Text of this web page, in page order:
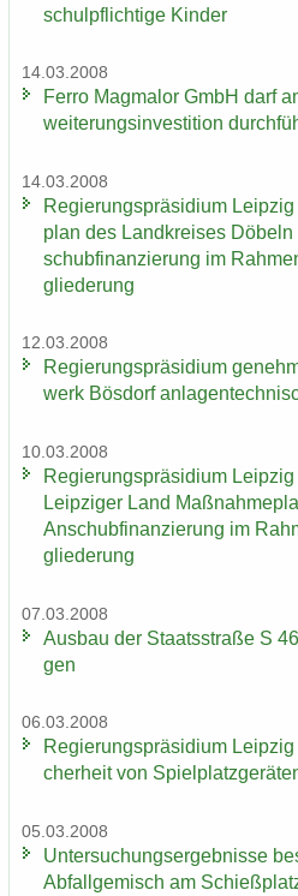
schul­pflich­ti­ge Kin­der
14.03.2008
Ferro Mag­ma­lor GmbH darf
wei­te­rungs­in­ves­ti­ti­on
14.03.2008
Re­gie­rungs­prä­si­di­um
plan des Land­krei­ses
schub­fi­nan­zie­rung im
glie­de­rung
12.03.2008
Re­gie­rungs­prä­si­di­um
werk Bös­dorf
10.03.2008
Re­gie­rungs­prä­si­di­um
Leip­zi­ger Land
An­schub­fi­nan­zie­rung im
glie­de­rung
07.03.2008
Aus­bau der Staats­stra­ße S
gen
06.03.2008
Re­gie­rungs­prä­si­di­um
cher­heit von
05.03.2008
Un­ter­su­chungs­er­geb­nis­se
Ab­fall­ge­misch am